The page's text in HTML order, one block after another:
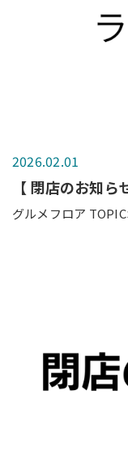
2026.02.01
【 閉店のお知
グルメフロア